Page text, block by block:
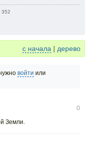
352
с начала | дерево
войти или
0
Земли.